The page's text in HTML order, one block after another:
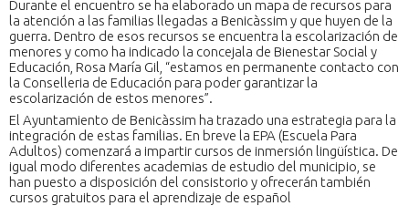
Durante el encuentro se ha elaborado un mapa de recursos para
la atención a las familias llegadas a Benicàssim y que huyen de la
guerra. Dentro de esos recursos se encuentra la escolarización de
menores y como ha indicado la concejala de Bienestar Social y
Educación, Rosa María Gil, “estamos en permanente contacto con
la Conselleria de Educación para poder garantizar la
escolarización de estos menores”.
El Ayuntamiento de Benicàssim ha trazado una estrategia para la
integración de estas familias. En breve la EPA (Escuela Para
Adultos) comenzará a impartir cursos de inmersión lingüística. De
igual modo diferentes academias de estudio del municipio, se
han puesto a disposición del consistorio y ofrecerán también
cursos gratuitos para el aprendizaje de español